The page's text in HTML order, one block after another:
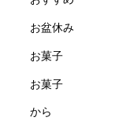
お盆休み
お菓子
お菓子
から